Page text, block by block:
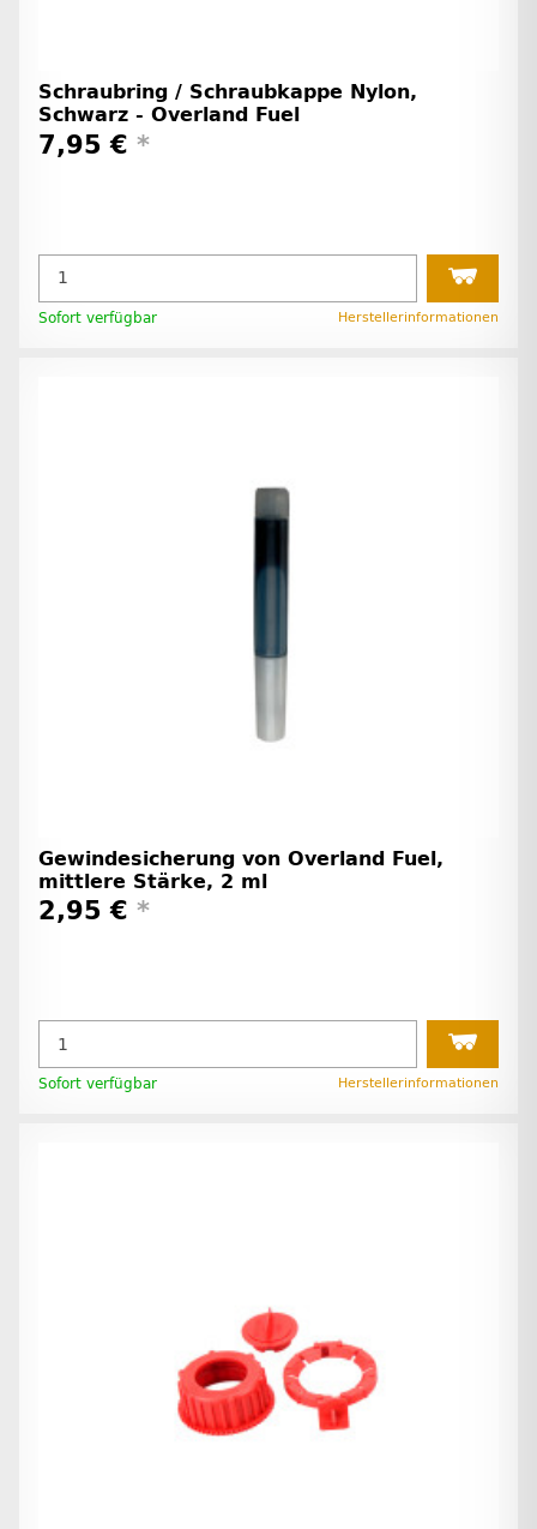
Schraubring / Schraubkappe Nylon,
Schwarz - Overland Fuel
7,95 € *
Sofort verfügbar Herstellerinformationen
Gewindesicherung von Overland Fuel,
mittlere Stärke, 2 ml
2,95 € *
Sofort verfügbar Herstellerinformationen